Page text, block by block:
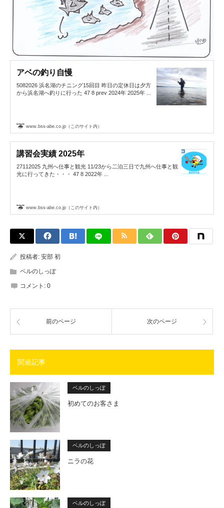
アベの釣り自慢
5082026 浜名湖のチニング15回目 昨日の定休日は夕方
から浜名湖へ釣りに行った 47 8 prev 2024年 2025年 ...
www.bss-abe.co.jp（このサイト内）
講習会実績 2025年
27112025 九州へ仕事と観光 11/23から二泊三日で九州へ仕事と観
光に行ってきた・・・ 47 8 2022年 ...
www.bss-abe.co.jp（このサイト内）
投稿者: 安部 初
ベルのしっぽ
コメント: 0
前のページ 次のページ
関連記事
ベルのしっぽ
初めてのお客さま
ベルのしっぽ
ニラの花
ベルのしっぽ